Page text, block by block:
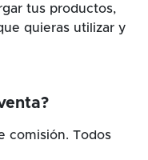
tus productos,
quieras utilizar y
comisión. Todos